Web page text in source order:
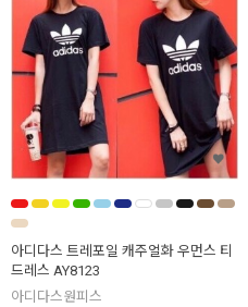
아디다스 트레포일 캐주얼화 우먼스 티
드레스 AY8123
아디다스원피스